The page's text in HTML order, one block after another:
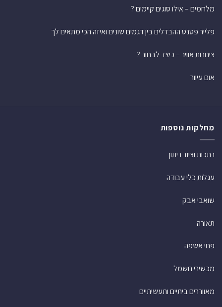
מלחמים – אילו סוגים קיימים ?
פלייר פטנט ההבדלים בין דגמים שונים ואיזה הכי מתאים לך
צינורות אוויר – כיצד לבחור ?
אום עיוור
מחלקות נוספות
רתכות וציוד ריתוך
עגלות כלי עבודה
שואבי אבק
תאורה
פחי אשפה
מכשירי חשמל
מאווררים ביתיים ותעשיתיים